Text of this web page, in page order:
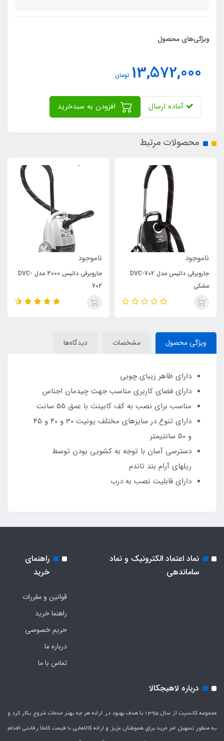
ویژگی‌های محصول
13,572,000 تومان
آماده ارسال
محصولات مرتبط
ناموجود
جاروبرقی داتیس مدل DVC-702
مشکی
ناموجود
جاروبرقی داتیس 3000 مدل DVC-
702
ویژگی محصول مشخصات دیدگاه‌ها
دارای ظاهر زیبای چوبی
دارای فضای کاربری مناسب جهت چیدمان اجناس
مناسب برای نصب به کف کابینت با عمق 55 سانت
دارای تنوع در سایزهای مختلف یونیت 30 و 40 و 45
و 50 سانتیمتر
دسترسی آسان با توجه به کشویی بودن توسط
ریلهای آرام بند تاندم
دارای قابلیت نصب به درب
نماد اعتماد الکترونیک و نماد
ساماندهی
راهنمای
خرید
قوانین و مقررات
راهنما خرید
حریم خصوصی
درباره ما
تماس با ما
درباره لاهیجکالا
مجموعه کانسپت از سال 1395 با هدف بهبود در ارائه هر چه بهتر خدمات شروع بکار کرد و
به منظور تسهیل امر خرید برای هموطنان عزیز و ارائه کالاهایی با قیمت کاملاَ رقابتی اقدام